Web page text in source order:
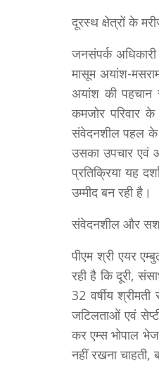
दूरस्थ क्षेत्रों के
जनसंपर्क
मासूम अयांश-
अयांश की पहचान
कमजोर परिवार
संवेदनशील पहल के
उसका उपचार एवं
प्रतिक्रिया यह
उम्मीद बन रही है।
संवेदनशील और
पीएम श्री एयर
रही है कि दूरी,
32 वर्षीय
जटिलताओं एवं
कर एम्स भोपाल
नहीं रखना